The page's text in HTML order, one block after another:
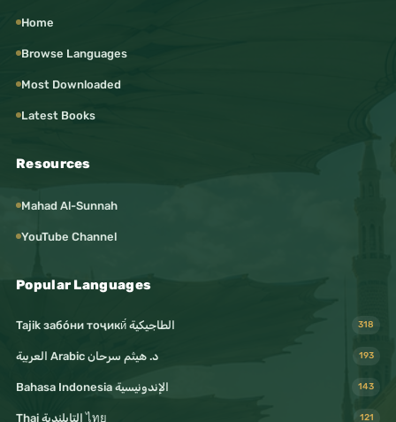
Home
Browse Languages
Most Downloaded
Latest Books
Resources
Mahad Al-Sunnah
YouTube Channel
Popular Languages
Tajik забо́ни тоҷикӣ́ الطاجيكية 318
د. هيثم سرحان Arabic العربية 193
Bahasa Indonesia الإندونيسية 143
Thai التايلندية ไทย 121